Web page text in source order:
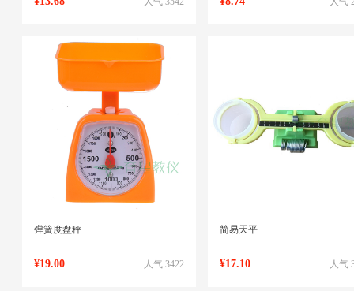
弹簧度盘秤
人气 3422
¥19.00
简易天平
人气
¥17.10